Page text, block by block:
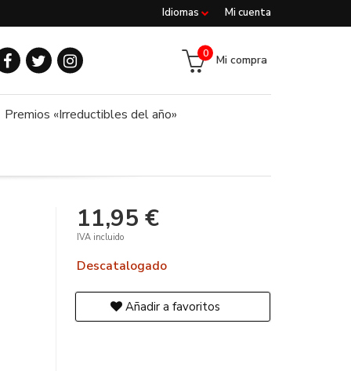
Mi cuenta
Idiomas
Mi compra
0
Premios «Irreductibles del año»
11,95 €
IVA incluido
Descatalogado
Añadir a favoritos